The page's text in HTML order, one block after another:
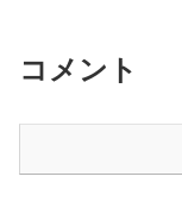
コメント